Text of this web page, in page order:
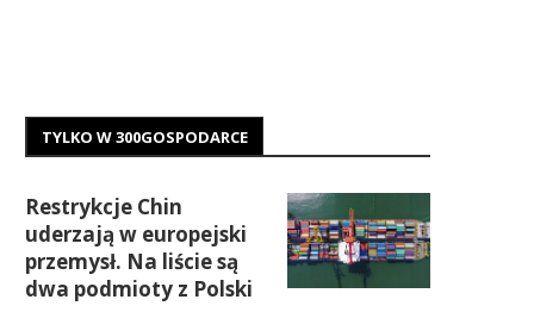
TYLKO W 300GOSPODARCE
Restrykcje Chin
uderzają w europejski
przemysł. Na liście są
dwa podmioty z Polski